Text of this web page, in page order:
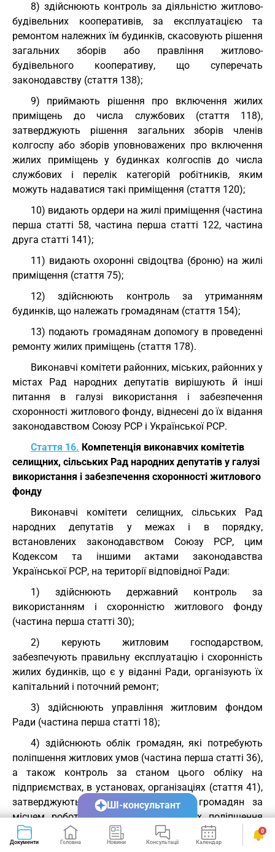
8) здійснюють контроль за діяльністю житлово-
будівельних кооперативів, за експлуатацією та
ремонтом належних їм будинків, скасовують рішення
загальних зборів або правління житлово-
будівельного кооперативу, що суперечать
законодавству (стаття 138);
9) приймають рішення про включення жилих
приміщень до числа службових (стаття 118),
затверджують рішення загальних зборів членів
колгоспу або зборів уповноважених про включення
жилих приміщень у будинках колгоспів до числа
службових і перелік категорій робітників, яким
можуть надаватися такі приміщення (стаття 120);
10) видають ордери на жилі приміщення (частина
перша статті 58, частина перша статті 122, частина
друга статті 141);
11) видають охоронні свідоцтва (броню) на жилі
приміщення (стаття 75);
12) здійснюють контроль за утриманням
будинків, що належать громадянам (стаття 154);
13) подають громадянам допомогу в проведенні
ремонту жилих приміщень (стаття 178).
Виконавчі комітети районних, міських, районних у
містах Рад народних депутатів вирішують й інші
питання в галузі використання і забезпечення
схоронності житлового фонду, віднесені до їх відання
законодавством Союзу РСР і Української РСР.
Стаття 16. Компетенція виконавчих комітетів
селищних, сільських Рад народних депутатів у галузі
використання і забезпечення схоронності житлового
фонду
Виконавчі комітети селищних, сільських Рад
народних депутатів у межах і в порядку,
встановлених законодавством Союзу РСР, цим
Кодексом та іншими актами законодавства
Української РСР, на території відповідної Ради:
1) здійснюють державний контроль за
використанням і схоронністю житлового фонду
(частина перша статті 30);
2) керують житловим господарством,
забезпечують правильну експлуатацію і схоронність
жилих будинків, що є у віданні Ради, організують їх
капітальний і поточний ремонт;
3) здійснюють управління житловим фондом
Ради (частина перша статті 18);
4) здійснюють облік громадян, які потребують
поліпшення житлових умов (частина перша статті 36),
а також контроль за станом цього обліку на
підприємствах, в установах, організаціях (стаття 41),
затверджують рішення про взяття громадян за
місцем роботи на облік потребуючих поліпшення
житлових умов (стаття 39);
Документи Головна Новини Консультації Календар Сервіси
0
ШІ-консультант